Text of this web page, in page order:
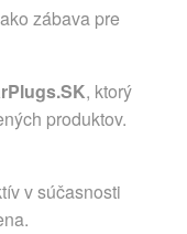
zábava pre
, ktorý
produktov.
v súčasnosti